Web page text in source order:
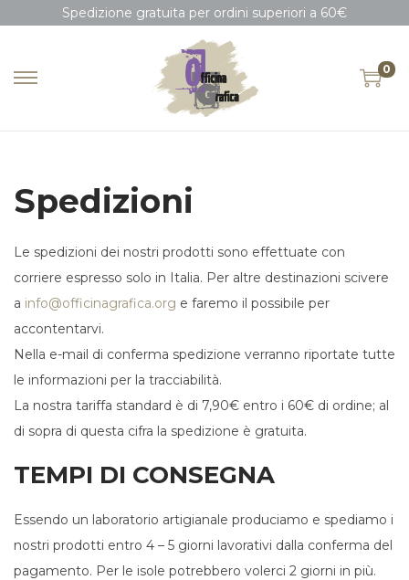
Spedizione gratuita per ordini superiori a 60€
0
Spedizioni
Le spedizioni dei nostri prodotti sono effettuate con
corriere espresso solo in Italia. Per altre destinazioni scivere
a info@officinagrafica.org e faremo il possibile per
accontentarvi.
Nella e-mail di conferma spedizione verranno riportate tutte
le informazioni per la tracciabilità.
La nostra tariffa standard è di 7,90€ entro i 60€ di ordine; al
di sopra di questa cifra la spedizione è gratuita.
TEMPI DI CONSEGNA
Essendo un laboratorio artigianale produciamo e spediamo i
nostri prodotti entro 4 – 5 giorni lavorativi dalla conferma del
pagamento. Per le isole potrebbero volerci 2 giorni in più.